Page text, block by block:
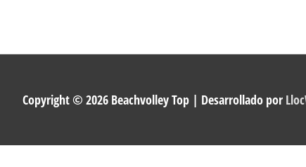
Copyright © 2026 Beachvolley Top | Desarrollado por